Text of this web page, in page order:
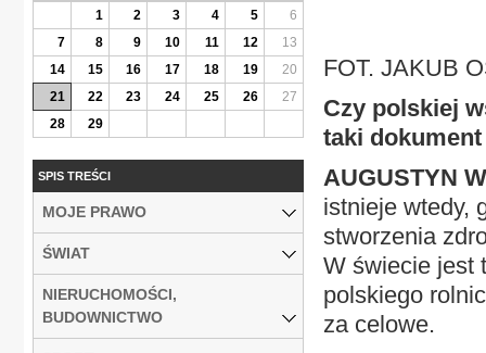
FOT. JAKUB
Czy polskiej
taki
AUGUSTYN
istnieje wtedy,
stworzenia
W świecie jest
polskiego
za celowe.
1
2 3 4 5
6
7
8 9 10 11 12
13
14
15 16 17 18 19
20
21
22 23 24 25 26
27
28
29
SPIS TREŚCI
MOJE PRAWO
ŚWIAT
NIERUCHOMOŚCI,
BUDOWNICTWO